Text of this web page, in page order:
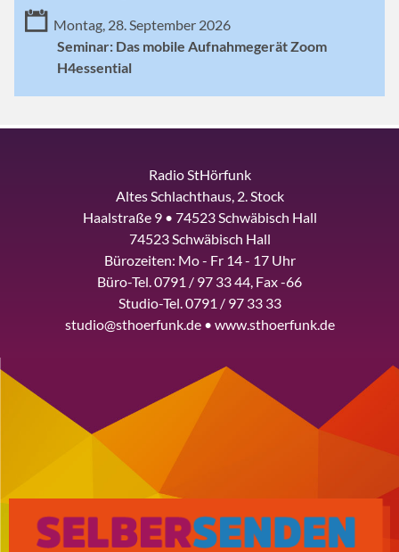
Montag, 28. September 2026
Seminar: Das mobile Aufnahmegerät Zoom
H4essential
Radio StHörfunk
Altes Schlachthaus, 2. Stock
Haalstraße 9 • 74523 Schwäbisch Hall
74523 Schwäbisch Hall
Bürozeiten: Mo - Fr 14 - 17 Uhr
Büro-Tel. 0791 / 97 33 44, Fax -66
Studio-Tel. 0791 / 97 33 33
studio@sthoerfunk.de • www.sthoerfunk.de